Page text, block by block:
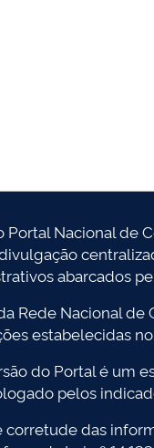
Portal Nacional de
abarcados
Rede Nacional
estabelecidas
do Portal é um
pelos
das